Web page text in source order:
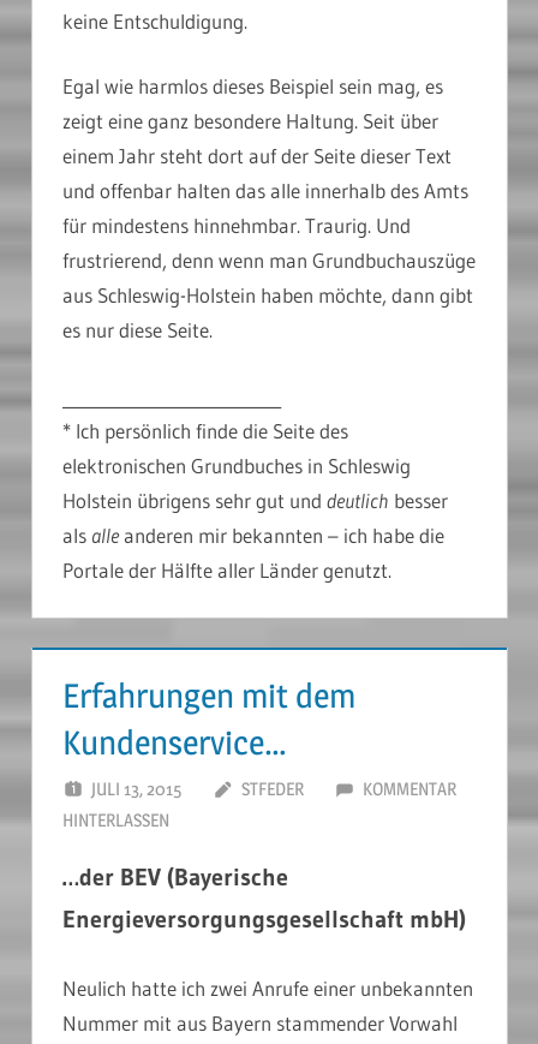
keine Entschuldigung.
Egal wie harmlos dieses Beispiel sein mag, es
zeigt eine ganz besondere Haltung. Seit über
einem Jahr steht dort auf der Seite dieser Text
und offenbar halten das alle innerhalb des Amts
für mindestens hinnehmbar. Traurig. Und
frustrierend, denn wenn man Grundbuchauszüge
aus Schleswig-Holstein haben möchte, dann gibt
es nur diese Seite.
* Ich persönlich finde die Seite des
elektronischen Grundbuches in Schleswig
Holstein übrigens sehr gut und deutlich besser
als alleanderen mir bekannten – ich habe die
Portale der Hälfte aller Länder genutzt.
Erfahrungen mit dem
Kundenservice…
JULI 13, 2015 STFEDER
KOMMENTAR
HINTERLASSEN
…der BEV (Bayerische
Energieversorgungsgesellschaft mbH)
Neulich hatte ich zwei Anrufe einer unbekannten
Nummer mit aus Bayern stammender Vorwahl